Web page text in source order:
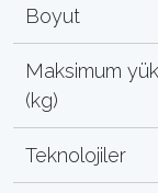
Boyut
Maksimum
(kg)
Teknolojiler